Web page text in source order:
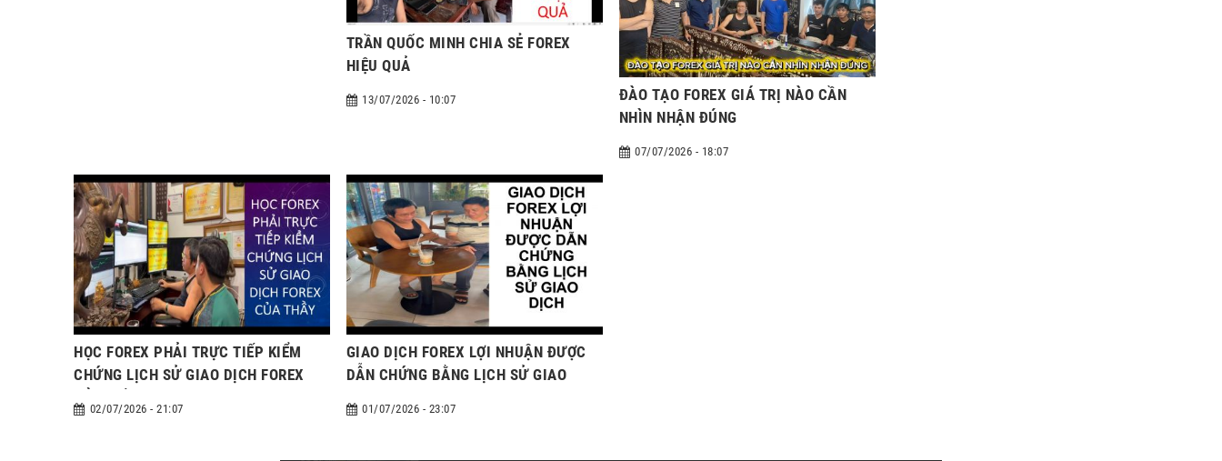
TRẦN QUỐC MINH CHIA SẺ FOREX
HIỆU QUẢ
13/07/2026 - 10:07
ĐÀO TẠO FOREX GIÁ TRỊ NÀO CẦN
NHÌN NHẬN ĐÚNG
07/07/2026 - 18:07
HỌC FOREX PHẢI TRỰC TIẾP KIỂM
CHỨNG LỊCH SỬ GIAO DỊCH FOREX
02/07/2026 - 21:07
GIAO DỊCH FOREX LỢI NHUẬN ĐƯỢC
DẪN CHỨNG BẰNG LỊCH SỬ GIAO
01/07/2026 - 23:07